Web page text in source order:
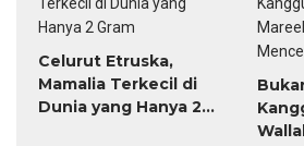
Celurut Etruska,
Mamalia Terkecil di
Dunia yang Hanya 2